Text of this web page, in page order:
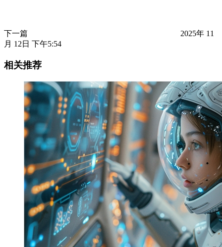
下一篇
2025年 11
月 12日 下午5:54
相关推荐